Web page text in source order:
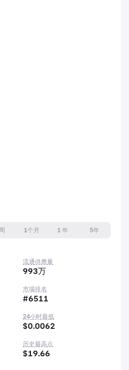
1个月 1 年
5年
流通供應量
993万
市場排名
#6511
24小时最低
$0.0062
历史最高点
$19.66